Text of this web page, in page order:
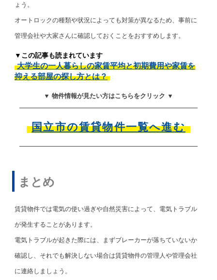
ょう。
オートロックの種類や状況によっても対策が異なるため、事前に
管理会社や大家さんに確認しておくことをおすすめします。
▼この記事も読まれています
大学生の一人暮らしの家賃平均と初期費用や家賃を
抑える部屋の探し方とは？
▼ 物件情報が見たい方はこちらをクリック ▼
国立市の賃貸物件一覧へ進む
まとめ
賃貸物件では電気の使い過ぎや自然災害によって、電気トラブル
が発生することがあります。
電気トラブルが起きた際には、まずブレーカーが落ちていないか
確認し、それでも解決しない場合は賃貸物件の管理人や管理会社
に連絡しましょう。